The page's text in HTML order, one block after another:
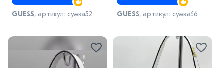
GUESS, артикул: сумка52 GUESS, артикул: сумка56